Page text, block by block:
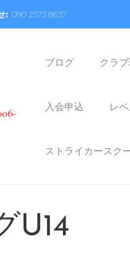
: 090 2573 8637
ブログ クラ
入会申込 レ
ストライカースク
U14